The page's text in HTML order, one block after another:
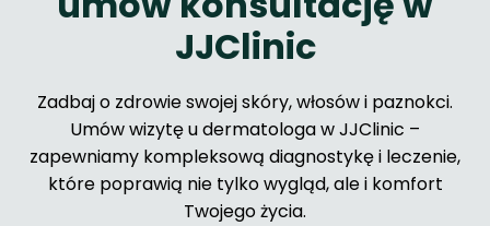
JJClinic
Zadbaj o zdrowie swojej skóry, włosów i paznokci.
Umów wizytę u dermatologa w JJClinic –
zapewniamy kompleksową diagnostykę i leczenie,
które poprawią nie tylko wygląd, ale i komfort
Twojego życia.